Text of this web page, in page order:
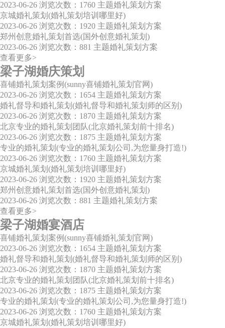
2023-06-26 浏览次数：1760 主题婚礼策划方案
京城婚礼策划(婚礼策划培训哪里好)
2023-06-26 浏览次数：1920 主题婚礼策划方案
郑州创意婚礼策划首选(国外创意婚礼策划)
2023-06-26 浏览次数：881 主题婚礼策划方案
查看更多>
梁子湖婚庆策划
喜铺婚礼策划案例(sunny喜铺婚礼策划官网)
2023-06-26 浏览次数：1654 主题婚礼策划方案
婚礼督导和婚礼策划(婚礼督导和婚礼策划师的区别)
2023-06-26 浏览次数：1870 主题婚礼策划方案
北京专业的婚礼策划团队(北京婚礼策划前十排名)
2023-06-26 浏览次数：1875 主题婚礼策划方案
专业的婚礼策划(专业的婚礼策划公司,为您量身打造!)
2023-06-26 浏览次数：1760 主题婚礼策划方案
京城婚礼策划(婚礼策划培训哪里好)
2023-06-26 浏览次数：1920 主题婚礼策划方案
郑州创意婚礼策划首选(国外创意婚礼策划)
2023-06-26 浏览次数：881 主题婚礼策划方案
查看更多>
梁子湖婚宴酒店
喜铺婚礼策划案例(sunny喜铺婚礼策划官网)
2023-06-26 浏览次数：1654 主题婚礼策划方案
婚礼督导和婚礼策划(婚礼督导和婚礼策划师的区别)
2023-06-26 浏览次数：1870 主题婚礼策划方案
北京专业的婚礼策划团队(北京婚礼策划前十排名)
2023-06-26 浏览次数：1875 主题婚礼策划方案
专业的婚礼策划(专业的婚礼策划公司,为您量身打造!)
2023-06-26 浏览次数：1760 主题婚礼策划方案
京城婚礼策划(婚礼策划培训哪里好)